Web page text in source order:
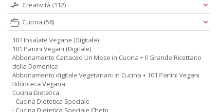
Creatività (112)
Cucina (58)
101 Insalate Vegane (Digitale)
101 Panini Vegani (Digitale)
Abbonamento Cartaceo Un Mese in Cucina + Il Grande Ricettario
della Domenica
Abbonamento digitale Vegetariani in Cucina + 101 Panini Vegani
Biblioteca Vegana
Cucina Dietetica
- Cucina Dietetica Speciale
- Cucina Dietetica Speciale Cheto